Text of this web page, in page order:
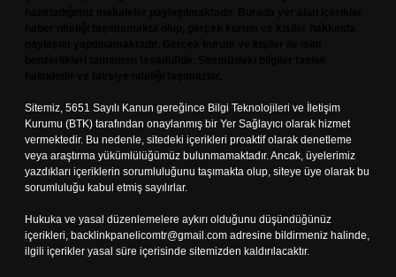
Sitemiz, 5651 Sayılı Kanun gereğince Bilgi Teknolojileri ve İletişim
Kurumu (BTK) tarafından onaylanmış bir Yer Sağlayıcı olarak hizmet
vermektedir. Bu nedenle, sitedeki içerikleri proaktif olarak denetleme
veya araştırma yükümlülüğümüz bulunmamaktadır. Ancak, üyelerimiz
yazdıkları içeriklerin sorumluluğunu taşımakta olup, siteye üye olarak bu
sorumluluğu kabul etmiş sayılırlar.
Hukuka ve yasal düzenlemelere aykırı olduğunu düşündüğünüz
içerikleri, backlinkpanelicomtr@gmail.com adresine bildirmeniz halinde,
ilgili içerikler yasal süre içerisinde sitemizden kaldırılacaktır.